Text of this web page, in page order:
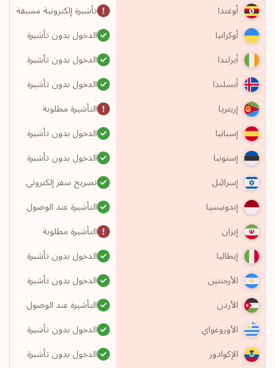
أوغندا
تأشيرة إلكترونية مسبقة
أوكرانيا
الدخول بدون تأشيرة
أيرلندا
الدخول بدون تأشيرة
أيسلندا
الدخول بدون تأشيرة
إريتريا
التأشيرة مطلوبة
إسبانيا
الدخول بدون تأشيرة
إستونيا
الدخول بدون تأشيرة
إسرائيل
تصريح سفر إلكتروني
إندونيسيا
التأشيرة عند الوصول
إيران
التأشيرة مطلوبة
إيطاليا
الدخول بدون تأشيرة
الأرجنتين
الدخول بدون تأشيرة
الأردن
التأشيرة عند الوصول
الأوروغواي
الدخول بدون تأشيرة
الإكوادور
الدخول بدون تأشيرة